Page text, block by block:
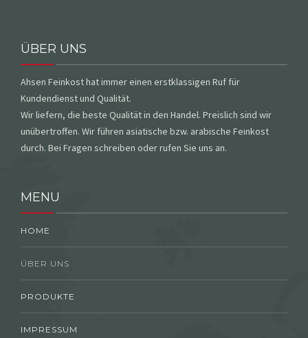
ÜBER UNS
Ahsen Feinkost hat immer einen erstklassigen Ruf für
Kundendienst und Qualität.
Wir liefern, die beste Qualität in den Handel. Preislich sind wir
unübertroffen. Wir führen asiatische bzw. arabische Feinkost
durch. Bei Fragen schreiben oder rufen Sie uns an.
MENU
HOME
ÜBER UNS
PRODUKTE
IMPRESSUM